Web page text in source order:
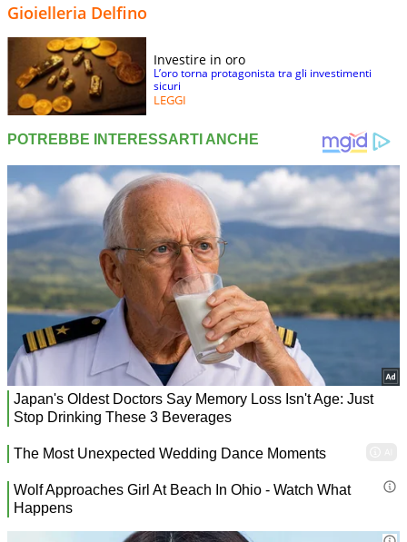
Gioielleria Delfino
Investire in oro
L’oro torna protagonista tra gli investimenti
sicuri
LEGGI